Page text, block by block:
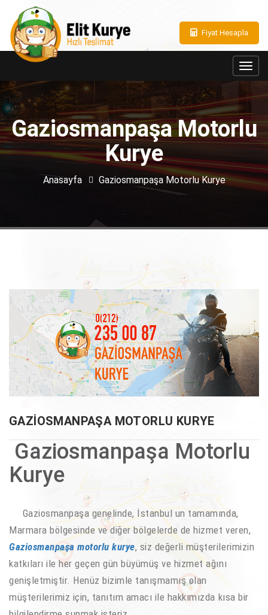
Fiyat Hesapla
Gaziosmanpaşa Motorlu
Kurye
Anasayfa Gaziosmanpaşa Motorlu Kurye
GAZIOSMANPAŞA MOTORLU KURYE
Gaziosmanpaşa Motorlu
Kurye
Gaziosmanpaşa genelinde, İstanbul un tamamında,
Marmara bölgesinde ve diğer bölgelerde de hizmet veren,
Gaziosmanpaşa motorlu kurye, siz değerli müşterilerimizin
katkıları ile her geçen gün büyümüş ve hizmet ağını
genişletmiştir. Henüz bizimle tanışmamış olan
müşterilerimiz için, tanıtım amacı ile hakkımızda kısa bir